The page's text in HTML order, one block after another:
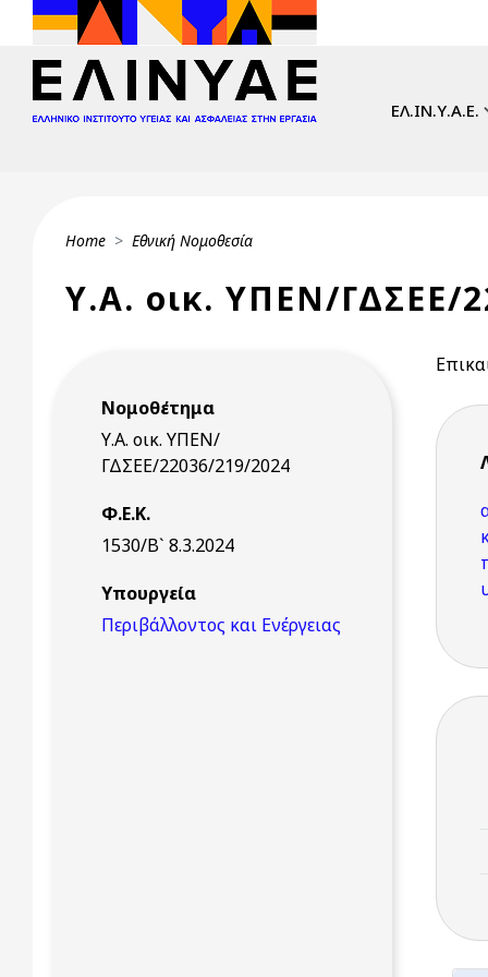
Skip to main content
ΕΛ.ΙΝ.Υ.Α.Ε.
Breadcrumb
Home Εθνική Νομοθεσία
Υ.Α. οικ. ΥΠΕΝ/ΓΔΣΕΕ/
Νομοθέτημα
Υ.Α. οικ. ΥΠΕΝ/
ΓΔΣΕΕ/22036/219/2024
Φ.Ε.Κ.
1530/Β` 8.3.2024
Υπουργεία
Περιβάλλοντος και Ενέργειας